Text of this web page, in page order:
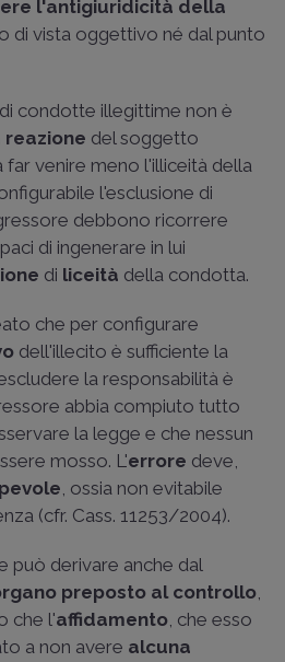
l'antigiuridicità della
di vista oggettivo né dal punto
condotte illegittime non è
del soggetto
venire meno l'illiceità della
l'esclusione di
debbono ricorrere
di ingenerare in lui
di liceità della condotta.
che per configurare
dell'illecito è sufficiente la
la responsabilità è
abbia compiuto tutto
la legge e che nessun
mosso. L'errore deve,
, ossia non evitabile
(cfr. Cass. 11253/2004).
può derivare anche dal
preposto al controllo,
che l'affidamento, che esso
a non avere alcuna